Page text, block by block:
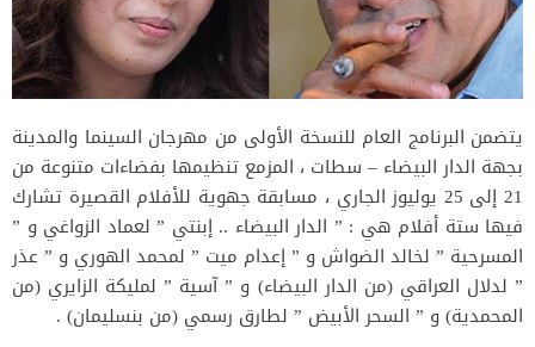
يتضمن البرنامج العام للنسخة الأولى من مهرجان السينما والمدينة
بجهة الدار البيضاء – سطات ، المزمع تنظيمها بفضاءات متنوعة من
21 إلى 25 يوليوز الجاري ، مسابقة جهوية للأفلام القصيرة تشارك
فيها ستة أفلام هي : ” الدار البيضاء .. إبنتي ” لعماد الزواغي و ”
المسرحية ” لخالد الضواش و ” إعدام ميت ” لمحمد الهوري و ” عذر
” لدلال العراقي (من الدار البيضاء) و ” آسية ” لمليكة الزايري (من
المحمدية) و ” السحر الأبيض ” لطارق رسمي (من بنسليمان) .